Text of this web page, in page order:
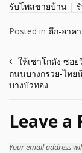
รับโพสขายบ้าน |
Posted in ตึก-อาค
Post
navigation
ให้เช่าโกดัง ซอย
ถนนบางกรวย-ไทย
บางบัวทอง
Leave a
Your email address